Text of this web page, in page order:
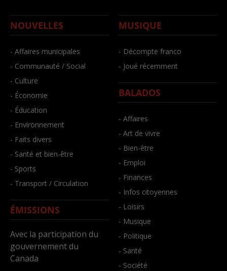
NOUVELLES
- Affaires municipales
- Communauté / Social
- Culture
- Économie
- Éducation
- Environnement
- Faits divers
- Santé et bien-être
- Sports
- Transport / Circulation
ÉMISSIONS
Avec la participation du
gouvernement du
Canada
MUSIQUE
- Décompte franco
- Joué récemment
BALADOS
- Affaires
- Art de vivre
- Bien-être
- Emploi
- Finances
- Infos citoyennes
- Loisirs
- Musique
- Politique
- Santé
- Société